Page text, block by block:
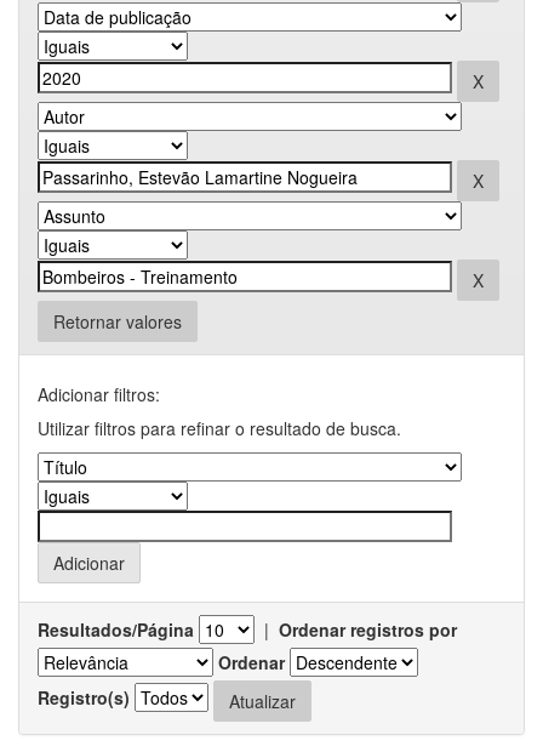
Retornar valores
Adicionar filtros:
Utilizar filtros para refinar o resultado de busca.
Resultados/Página | Ordenar registros por
Ordenar
Registro(s)